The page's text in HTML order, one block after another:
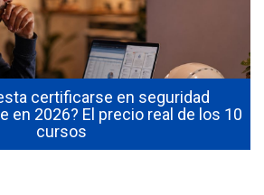
certificarse en seguridad
en 2026? El precio real de los 10
cursos